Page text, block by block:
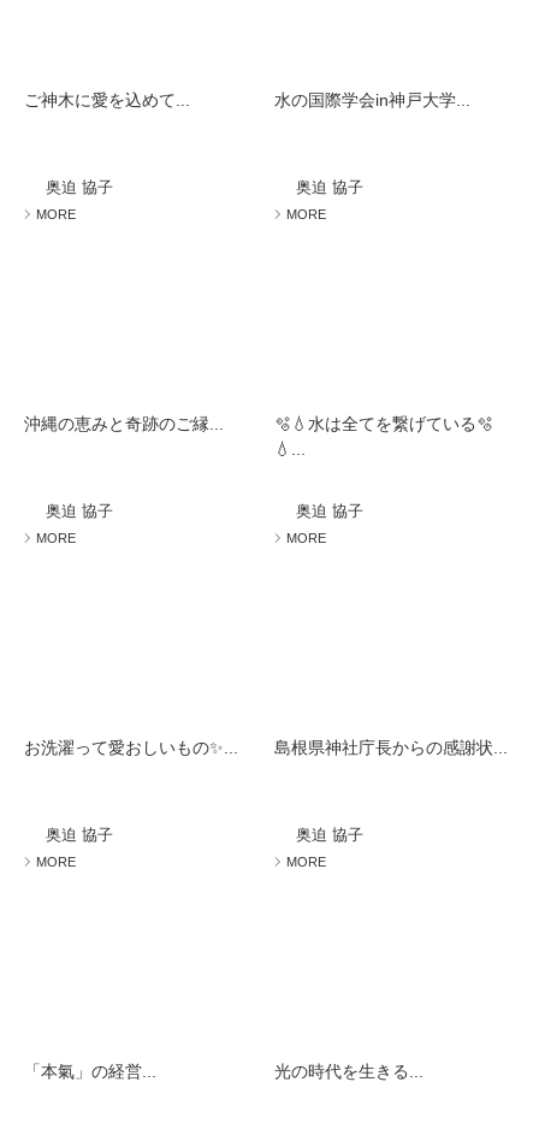
ご神木に愛を込めて...
奥迫 協子
MORE
水の国際学会in神戸大学...
奥迫 協子
MORE
沖縄の恵みと奇跡のご縁...
奥迫 協子
MORE
🫧💧水は全てを繋げている🫧
💧...
奥迫 協子
MORE
お洗濯って愛おしいもの✨...
奥迫 協子
MORE
島根県神社庁長からの感謝状...
奥迫 協子
MORE
「本氣」の経営... 光の時代を生きる...